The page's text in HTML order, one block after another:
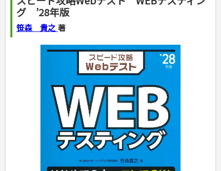
ジュニアスポーツ
その他スポーツ
園芸・野菜づくり
雑学
ゲーム・マジック
家相・風水・占い
音楽・楽器
趣味・鑑賞・カメラ
絵画・デッサン
辞典
語学・旅行会話
運転免許
原付・二輪
普通免許
お弁当
調理器具クッキング
お菓子・ケーキ・パン
飲み物・お酒
クラフト
収納・掃除・暮らし
ダイエット・エクササイズ
着物・着つけ
冠婚葬祭・手紙・ペン字
手紙・ペン字
妊娠・出産・育児
離乳食・幼児食・こどもレシピ
家庭医学・病気
健康知識
栄養事典
看護一般
介護一般
保育・教育
パネルシアター
指導マニュアル
おりがみ・あやとり
なぞなぞ・ゲーム
占い・心理ゲーム
のりもの・ずかん
学参・ドリル
夏休みドリル
総復習ドリル
学習・地図
自由研究・読書感想文
就職活動
就職活動
就職試験
資格試験
英語検定・TOEIC
漢字検定・数学検定
ケアマネジャー
介護・社会福祉士
司法書士・社労士
行政書士・宅建
建築・土木
経営・経済・法律
ビジネス・法律
簿記・経理・税金・保険
その他ビジネス
ビジネス読み物
国内旅行
散歩・グルメ
地理・地図
成美文庫
その他文庫
ダイアリー
ダイアリー
プラチナダイアリー プレステージ
グ ’28年版
笹森 貴之 著